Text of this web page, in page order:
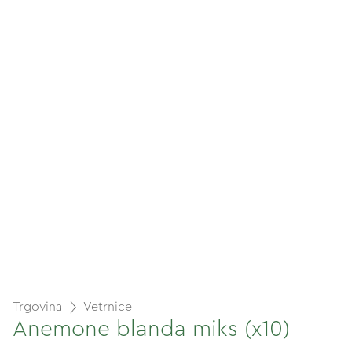
Trgovina Vetrnice
Anemone blanda miks (x10)